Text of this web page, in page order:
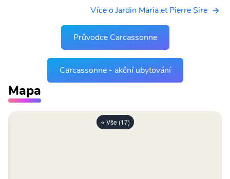
Více o Jardin Maria et Pierre Sire
Průvodce Carcassonne
Carcassonne - akční ubytování
Mapa
⭐ Vše (17)